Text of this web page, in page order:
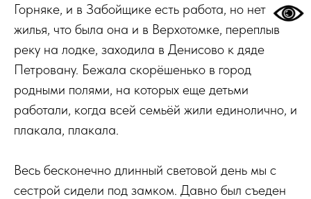
Горняке, и в Забойщике есть работа, но нет
жилья, что была она и в Верхотомке, переплыв
реку на лодке, заходила в Денисово к дяде
Петровану. Бежала скорёшенько в город
родными полями, на которых еще детьми
работали, когда всей семьёй жили единолично, и
плакала, плакала.
Весь бесконечно длинный световой день мы с
сестрой сидели под замком. Давно был съеден